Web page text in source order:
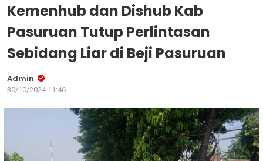
Kemenhub dan Dishub Kab
Pasuruan Tutup Perlintasan
Sebidang Liar di Beji Pasuruan
Admin
30/10/2024 11:46